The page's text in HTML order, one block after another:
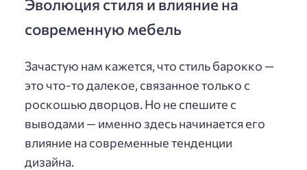
Эволюция стиля и влияние на
современную мебель
Зачастую нам кажется, что стиль барокко —
это что-то далекое, связанное только с
роскошью дворцов. Но не спешите с
выводами — именно здесь начинается его
влияние на современные тенденции
дизайна.